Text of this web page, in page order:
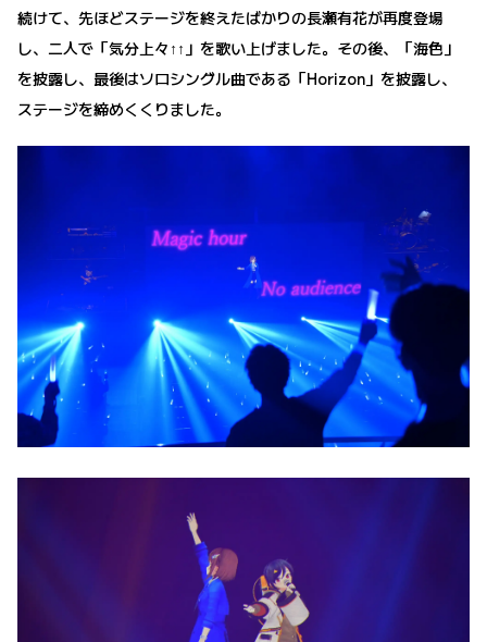
続けて、先ほどステージを終えたばかりの長瀬有花が再度登場
し、二人で「気分上々↑↑」を歌い上げました。その後、「海色」
を披露し、最後はソロシングル曲である「Horizon」を披露し、
ステージを締めくくりました。